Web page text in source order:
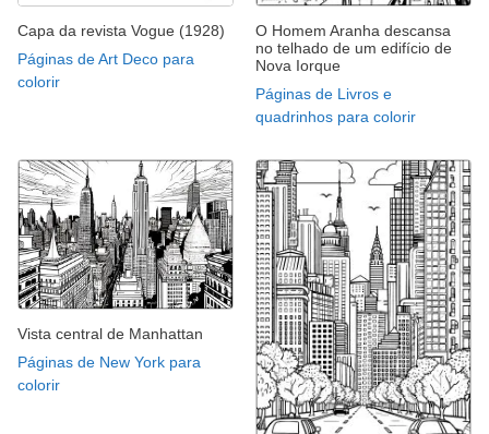
Capa da revista Vogue (1928)
Páginas de Art Deco para
colorir
O Homem Aranha descansa
no telhado de um edifício de
Nova Iorque
Páginas de Livros e
quadrinhos para colorir
Vista central de Manhattan
Páginas de New York para
colorir